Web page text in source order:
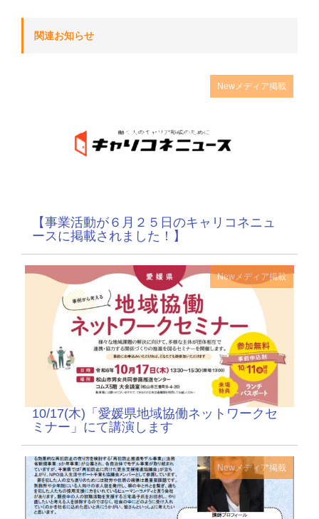
関連お知らせ
Newメディア掲載
【事業活動が６月２５日のキャリコネニュ
ースに掲載されました！】
Newメディア掲載
10/17(木)「愛媛県地域協働ネットワークセ
ミナー」にて講演します
Newメディア掲載